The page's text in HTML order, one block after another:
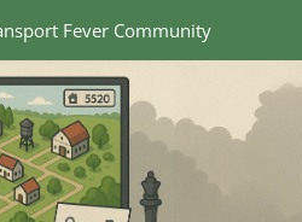
Fever Community